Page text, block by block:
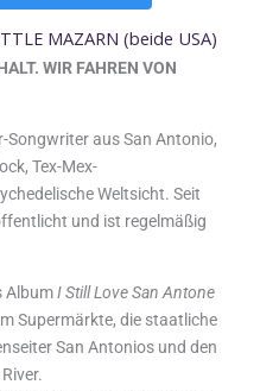
a
m
p
b
e
MAZARN (beide USA)
WIR FAHREN VON
Songwriter aus San Antonio,
Tex-Mex-
Weltsicht. Seit
und ist regelmäßig
AlbumI Still Love San Antone
Supermärkte, die staatliche
San Antonios und den